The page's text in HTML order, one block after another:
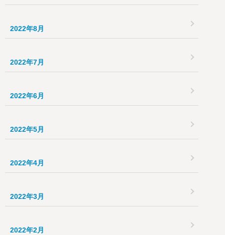
2022年8月
2022年7月
2022年6月
2022年5月
2022年4月
2022年3月
2022年2月